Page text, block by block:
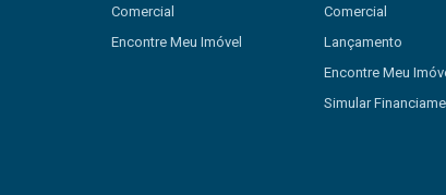
Comercial
Encontre Meu Imóvel
Comercial
Lançamento
Encontre Meu
Simular